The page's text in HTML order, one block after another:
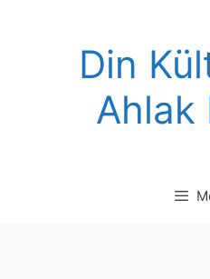
Din
Ahlak